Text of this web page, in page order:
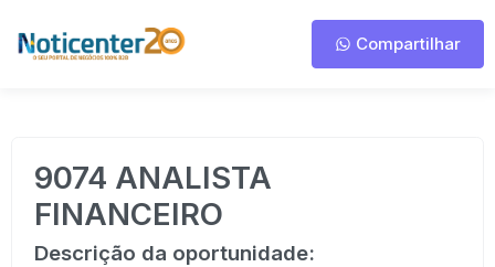
Compartilhar
9074 ANALISTA
FINANCEIRO
Descrição da oportunidade: